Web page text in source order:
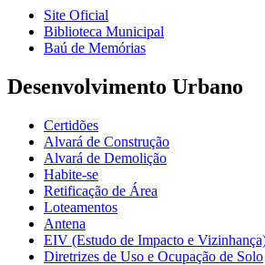
Site Oficial
Biblioteca Municipal
Baú de Memórias
Desenvolvimento Urbano
Certidões
Alvará de Construção
Alvará de Demolição
Habite-se
Retificação de Área
Loteamentos
Antena
EIV (Estudo de Impacto e
Diretrizes de Uso e Ocupação de Solo